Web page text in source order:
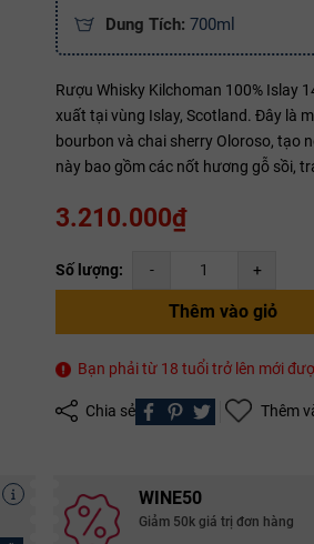
Dung Tích: 700ml
Rượu Whisky Kilchoman 100% Islay
xuất tại vùng Islay, Scotland. Đây là
bourbon và chai sherry Oloroso, tạo
này bao gồm các nốt hương gỗ sồi,
3.210.000₫
Số lượng: - +
Thêm vào giỏ
Bạn phải từ 18 tuổi trở lên mới
Chia sẻ Thêm
WINE50
Giảm 50k giá trị đơn hàng
THANH TOÁN bạn nhé!